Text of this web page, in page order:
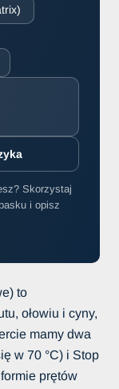
Skorzystaj
i opisz
to
ołowiu i cyny,
mamy dwa
w 70 °C) i Stop
prętów